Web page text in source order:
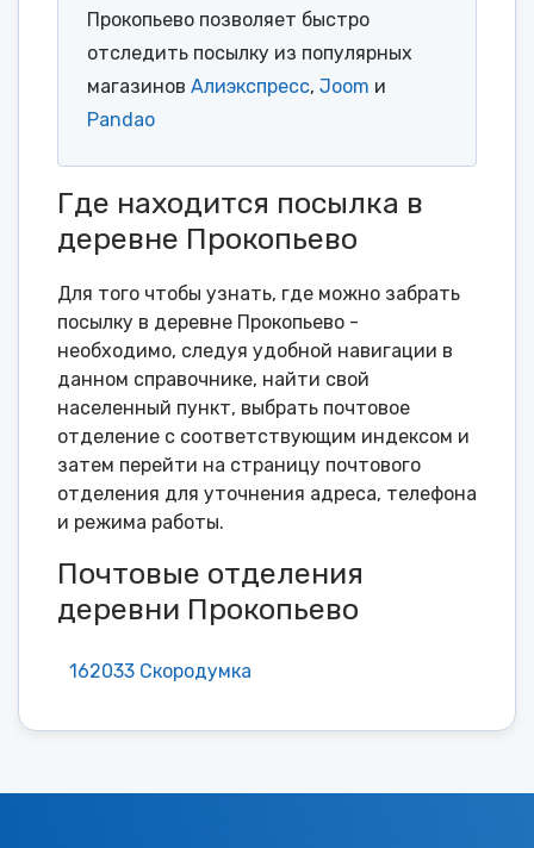
Прокопьево позволяет быстро
отследить посылку из популярных
магазинов Алиэкспресс, Joom и
Pandao
Где находится посылка в
деревне Прокопьево
Для того чтобы узнать, где можно забрать
посылку в деревне Прокопьево -
необходимо, следуя удобной навигации в
данном справочнике, найти свой
населенный пункт, выбрать почтовое
отделение с соответствующим индексом и
затем перейти на страницу почтового
отделения для уточнения адреса, телефона
и режима работы.
Почтовые отделения
деревни Прокопьево
162033 Скородумка